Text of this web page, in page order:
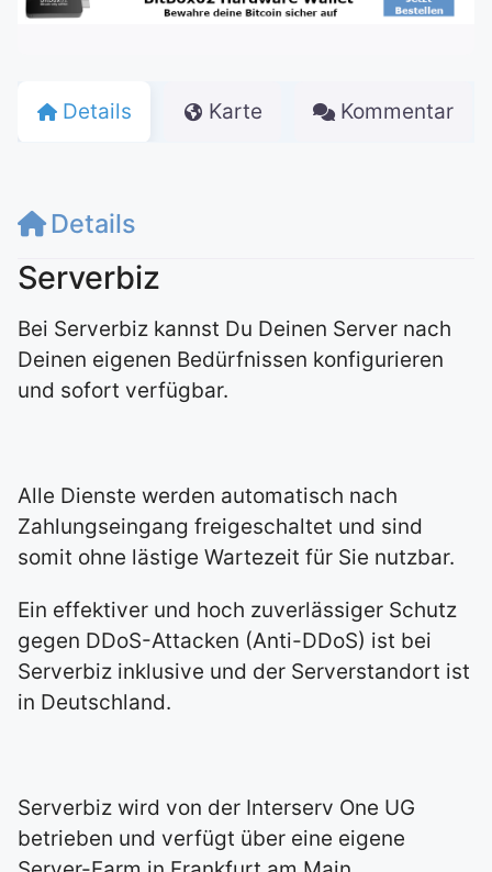
Details Karte Kommentar
Details
Serverbiz
Bei Serverbiz kannst Du Deinen Server nach
Deinen eigenen Bedürfnissen konfigurieren
und sofort verfügbar.
Alle Dienste werden automatisch nach
Zahlungseingang freigeschaltet und sind
somit ohne lästige Wartezeit für Sie nutzbar.
Ein effektiver und hoch zuverlässiger Schutz
gegen DDoS-Attacken (Anti-DDoS) ist bei
Serverbiz inklusive und der Serverstandort ist
in Deutschland.
Serverbiz wird von der Interserv One UG
betrieben und verfügt über eine eigene